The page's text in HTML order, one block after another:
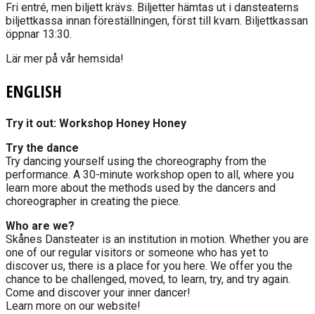
Fri entré, men biljett krävs. Biljetter hämtas ut i dansteaterns
biljettkassa innan föreställningen, först till kvarn. Biljettkassan
öppnar 13:30.
Lär mer på vår hemsida!
ENGLISH
Try it out: Workshop Honey Honey
Try the dance
Try dancing yourself using the choreography from the
performance. A 30-minute workshop open to all, where you
learn more about the methods used by the dancers and
choreographer in creating the piece.
Who are we?
Skånes Dansteater is an institution in motion. Whether you are
one of our regular visitors or someone who has yet to
discover us, there is a place for you here. We offer you the
chance to be challenged, moved, to learn, try, and try again.
Come and discover your inner dancer!
Learn more on our website!